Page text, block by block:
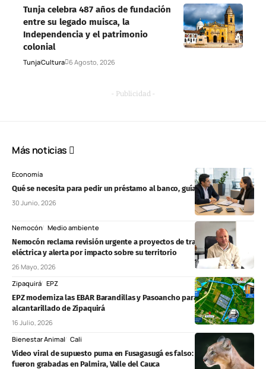
Tunja celebra 487 años de fundación
entre su legado muisca, la
Independencia y el patrimonio
colonial
TunjaCultura 6 Agosto, 2026
- Publicidad -
Más noticias
Economía
Qué se necesita para pedir un préstamo al banco, guía 2026
30 Junio, 2026
Nemocón Medio ambiente
Nemocón reclama revisión urgente a proyectos de transmisión
eléctrica y alerta por impacto sobre su territorio
26 Mayo, 2026
Zipaquirá EPZ
EPZ moderniza las EBAR Barandillas y Pasoancho para mejorar el
alcantarillado de Zipaquirá
16 Julio, 2026
Bienestar Animal Cali
Video viral de supuesto puma en Fusagasugá es falso: las imágenes
fueron grabadas en Palmira, Valle del Cauca